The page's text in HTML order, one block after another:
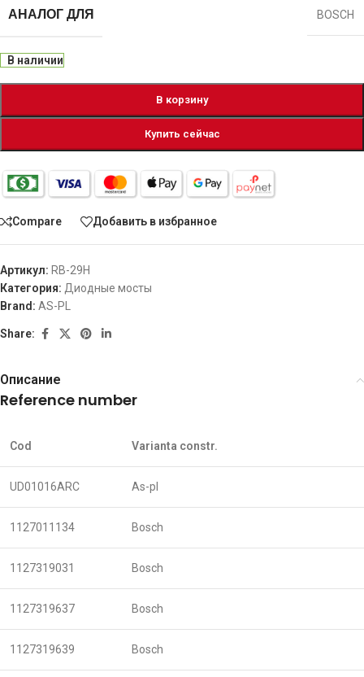
АНАЛОГ ДЛЯ BOSCH
В наличии
В корзину
Купить сейчас
Compare Добавить в избранное
Артикул: RB-29H
Категория: Диодные мосты
Brand: AS-PL
Share:
Описание
Reference number
Cod Varianta constr.
UD01016ARC As-pl
1127011134 Bosch
1127319031 Bosch
1127319637 Bosch
1127319639 Bosch